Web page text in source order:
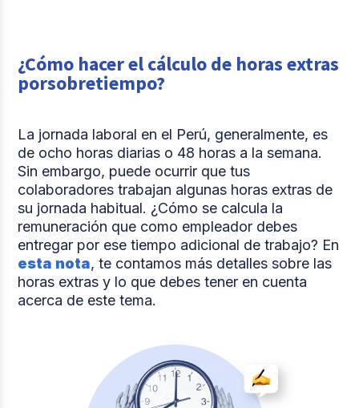
¿Cómo hacer el cálculo de horas extras
porsobretiempo?
La jornada laboral en el Perú, generalmente, es
de ocho horas diarias o 48 horas a la semana.
Sin embargo, puede ocurrir que tus
colaboradores trabajan algunas horas extras de
su jornada habitual. ¿Cómo se calcula la
remuneración que como empleador debes
entregar por ese tiempo adicional de trabajo? En
esta nota, te contamos más detalles sobre las
horas extras y lo que debes tener en cuenta
acerca de este tema.